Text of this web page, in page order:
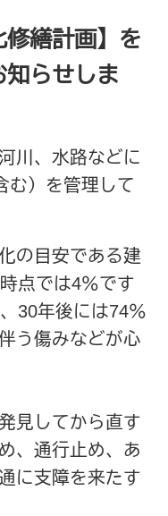
修繕計画】を
らせしま
川、水路などに
む）を管理して
の目安である建
点では4％です
30年後には74％
う傷みなどが心
見してから直す
、通行止め、あ
に支障を来たす